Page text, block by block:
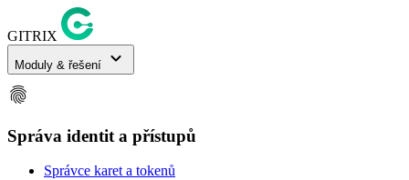
GITRIX
Moduly & řešení
expand_more
fingerprint
Správa identit a přístupů
Správce karet a tokenů